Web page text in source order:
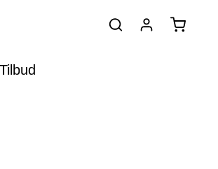
Tilbud